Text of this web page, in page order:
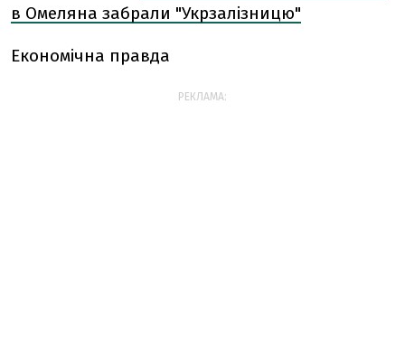
в Омеляна забрали "Укрзалізницю"
Економічна правда
РЕКЛАМА: